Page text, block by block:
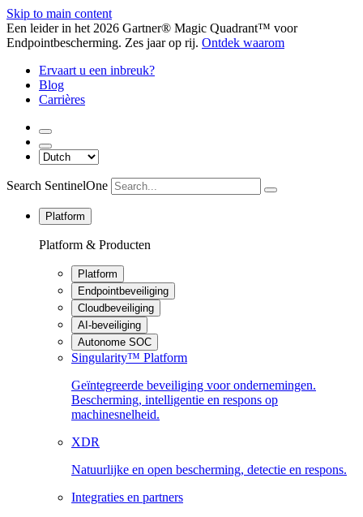
Skip to main content
Een leider in het 2026 Gartner® Magic Quadrant™ voor
Endpointbescherming. Zes jaar op rij. Ontdek waarom
Ervaart u een inbreuk?
Blog
Carrières
Search SentinelOne
Platform
Platform & Producten
Platform
Endpointbeveiliging
Cloudbeveiliging
AI-beveiliging
Autonome SOC
Singularity™ Platform
Geïntegreerde beveiliging voor ondernemingen.
Bescherming, intelligentie en respons op
machinesnelheid.
XDR
Natuurlijke en open bescherming, detectie en respons.
Integraties en partners